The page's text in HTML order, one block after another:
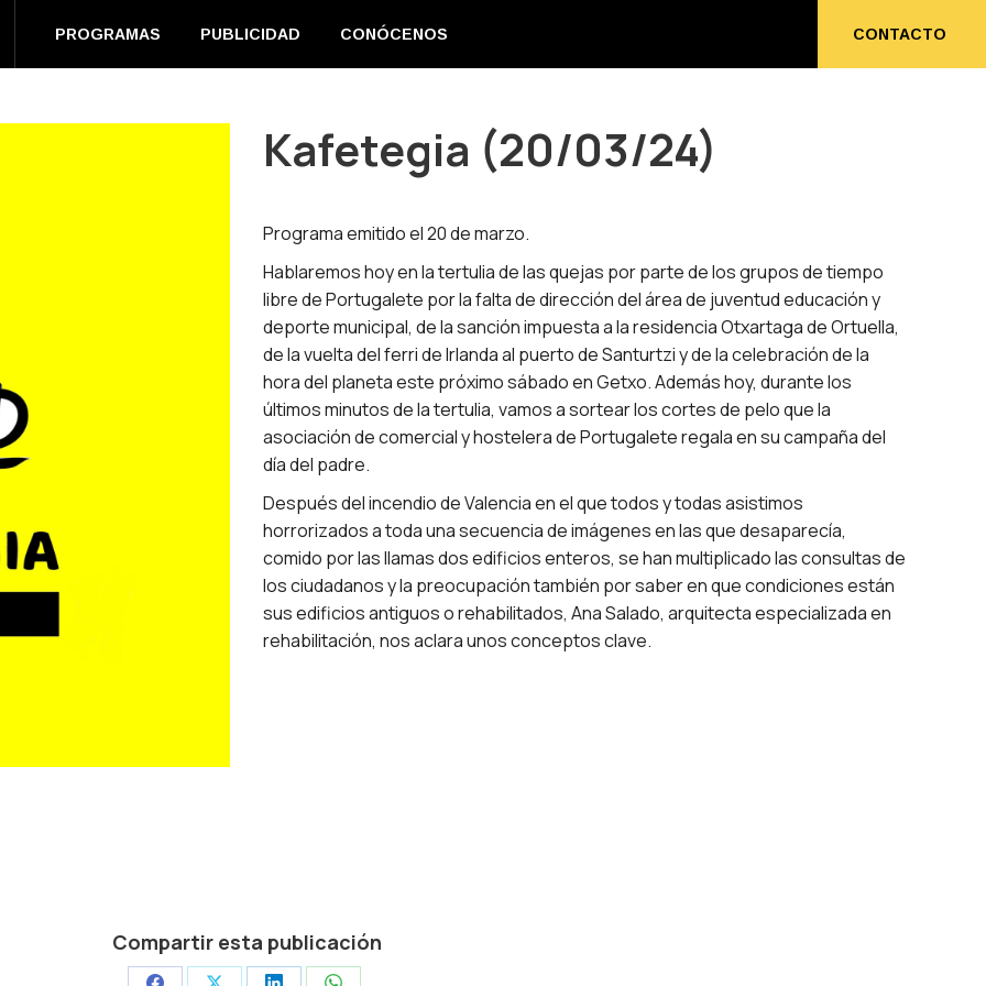
PROGRAMAS PUBLICIDAD CONÓCENOS CONTACTO
Kafetegia (20/03/24)
Programa emitido el 20 de marzo.
Hablaremos hoy en la tertulia de las quejas por parte de los grupos de tiempo
libre de Portugalete por la falta de dirección del área de juventud educación y
deporte municipal, de la sanción impuesta a la residencia Otxartaga de Ortuella,
de la vuelta del ferri de Irlanda al puerto de Santurtzi y de la celebración de la
hora del planeta este próximo sábado en Getxo. Además hoy, durante los
últimos minutos de la tertulia, vamos a sortear los cortes de pelo que la
asociación de comercial y hostelera de Portugalete regala en su campaña del
día del padre.
Después del incendio de Valencia en el que todos y todas asistimos
horrorizados a toda una secuencia de imágenes en las que desaparecía,
comido por las llamas dos edificios enteros, se han multiplicado las consultas de
los ciudadanos y la preocupación también por saber en que condiciones están
sus edificios antiguos o rehabilitados, Ana Salado, arquitecta especializada en
rehabilitación, nos aclara unos conceptos clave.
Compartir esta publicación
PROGRAMAS PUBLICIDAD CONÓCENOS CONTACTO
EN DIRECTO